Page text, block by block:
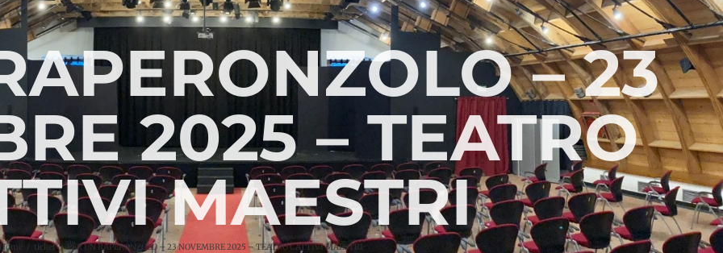
– 23
2025 – TEATRO
MAESTRI
ticket PER UN RAPERONZOLO – 23 NOVEMBRE 2025 – TEATRO CATTIVI MAESTRI